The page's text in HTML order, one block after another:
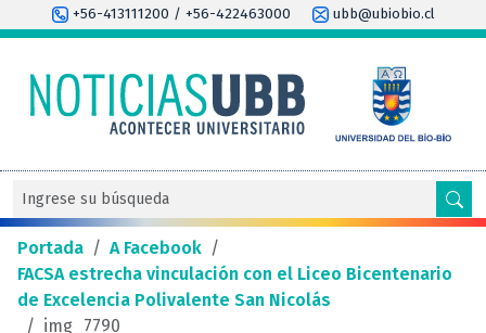
+56-413111200 / +56-422463000 ubb@ubiobio.cl
Portada / A Facebook /
FACSA estrecha vinculación con el Liceo Bicentenario
de Excelencia Polivalente San Nicolás
/ img_7790